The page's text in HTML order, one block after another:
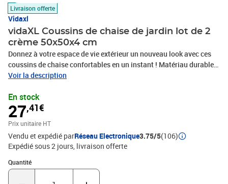
Livraison offerte
Vidaxl
vidaXL Coussins de chaise de jardin lot de 2
crème 50x50x4 cm
Donnez à votre espace de vie extérieur un nouveau look avec ces
coussins de chaise confortables en un instant ! Matériau durable :
le tissu Oxford est léger, résistant à l'eau, ainsi qu'aux dommages
respirant. Il est également naturellement résistant aux
plis.Rembourrage doux : le coussin d'extérieur est rembourré de
fibre de mousse pour un confort d'assise ultra-doux et optimal. Le
coussin de chaise retrouve sa forme initiale après chaque
utilisation.Large application : le coussin est non seulement
adapté pour une utilisation en extérieur comme les meubles de
jardin et de terrasse, mais peut également être utilisé à l'intérieur
comme coussin de chaise familiale et coussin de chaise de
Voir la description
En stock
27,41€
Prix unitaire HT
Vendu et expédié parRéseau Electronique3.75/5(106)
Expédié sous 2 jours livraison offerte
Quantité
Quantité : 1